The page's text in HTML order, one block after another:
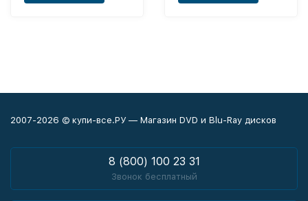
2007-2026 © купи-все.РУ — Магазин DVD и Blu-Ray дисков
8 (800) 100 23 31
Звонок бесплатный